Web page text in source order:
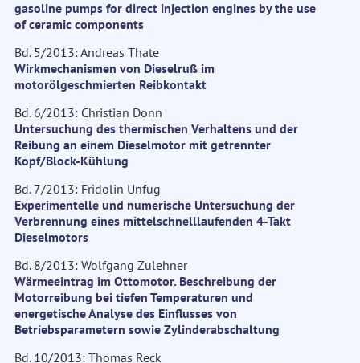
gasoline pumps for direct injection engines by the use
of ceramic components
Bd. 5/2013: Andreas Thate
Wirkmechanismen von Dieselruß im
motorölgeschmierten Reibkontakt
Bd. 6/2013: Christian Donn
Untersuchung des thermischen Verhaltens und der
Reibung an einem Dieselmotor mit getrennter
Kopf/Block-Kühlung
Bd. 7/2013: Fridolin Unfug
Experimentelle und numerische Untersuchung der
Verbrennung eines mittelschnelllaufenden 4-Takt
Dieselmotors
Bd. 8/2013: Wolfgang Zulehner
Wärmeeintrag im Ottomotor. Beschreibung der
Motorreibung bei tiefen Temperaturen und
energetische Analyse des Einflusses von
Betriebsparametern sowie Zylinderabschaltung
Bd. 10/2013: Thomas Reck